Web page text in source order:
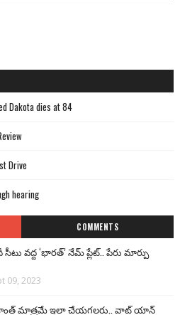
Dakota dies at 84
Drive
hearing
COMMENTS
వద్ద ‘భారత్’ నేమ్ ప్లేట్‌.. పేరు మార్పు
09, 2023
మాత్రమే ఇలా చేయగలరు.. వాట్ యాన్